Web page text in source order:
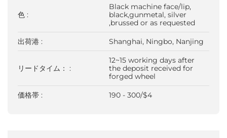
色 :
Black machine face/lip,
black,gunmetal, silver
,brussed or as requested
出荷港 : Shanghai, Ningbo, Nanjing
リードタイム： :
12~15 working days after
the deposit received for
forged wheel
価格帯 : 190 - 300/$4